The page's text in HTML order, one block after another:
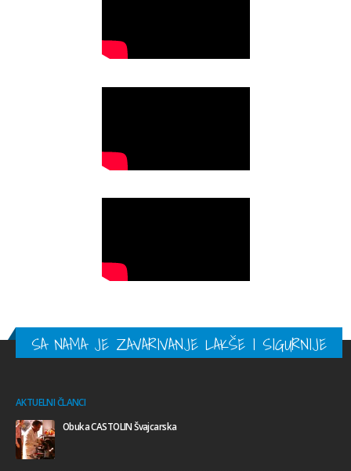
SA NAMA JE ZAVARIVANJE LAKŠE I SIGURNIJE
AKTUELNI ČLANCI
Obuka CASTOLIN Švajcarska